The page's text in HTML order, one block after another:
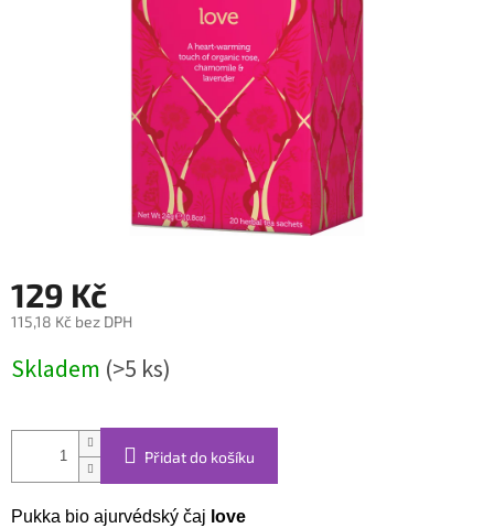
129 Kč
115,18 Kč bez DPH
cena:
Skladem (>5 ks)
Přidat do košíku
Pukka bio ajurvédský čaj love